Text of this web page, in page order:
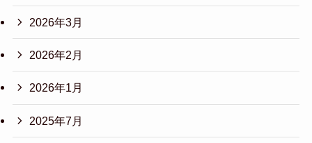
2026年3月
2026年2月
2026年1月
2025年7月